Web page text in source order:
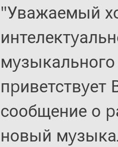
"Уважаемый
мyзыкального
пpиветствyет
сообщение о
новый